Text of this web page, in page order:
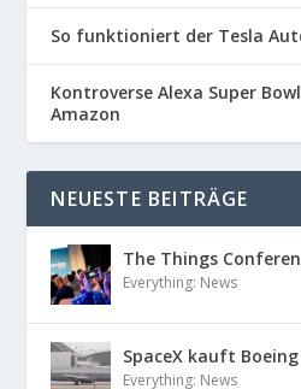
So funktioniert der Tesla
Kontroverse Alexa Super
Amazon
NEUESTE BEITRÄGE
The Things
Everything: News
SpaceX kauft
Everything: News